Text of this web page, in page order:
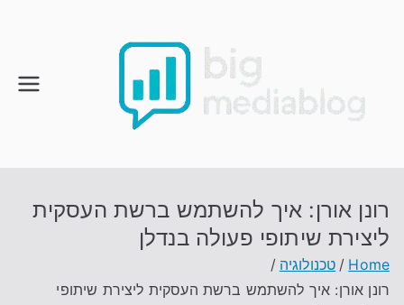
רונן אורן: איך להשתמש ברשת העסקית
ליצירת שיתופי פעולה בנדלן
Home
טכנולוגיה
רונן אורן: איך להשתמש ברשת העסקית ליצירת שיתופי